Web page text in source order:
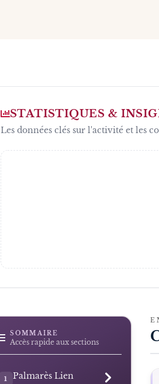
STATISTIQUES &
Les données clés sur l'activité et les
SOMMAIRE
Accès rapide aux sections
1 Palmarès Lien